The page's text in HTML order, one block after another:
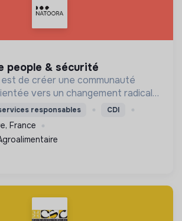
people & sécurité
de créer une communauté
vers un changement radical
alimentaire, plus juste
et ses acteurs.
responsables CDI
France